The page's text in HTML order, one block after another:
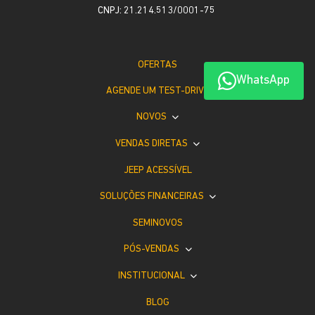
WhatsApp
CNPJ: 21.214.513/0001-75
OFERTAS
AGENDE UM TEST-DRIVE
NOVOS
VENDAS DIRETAS
JEEP ACESSÍVEL
SOLUÇÕES FINANCEIRAS
SEMINOVOS
PÓS-VENDAS
INSTITUCIONAL
BLOG